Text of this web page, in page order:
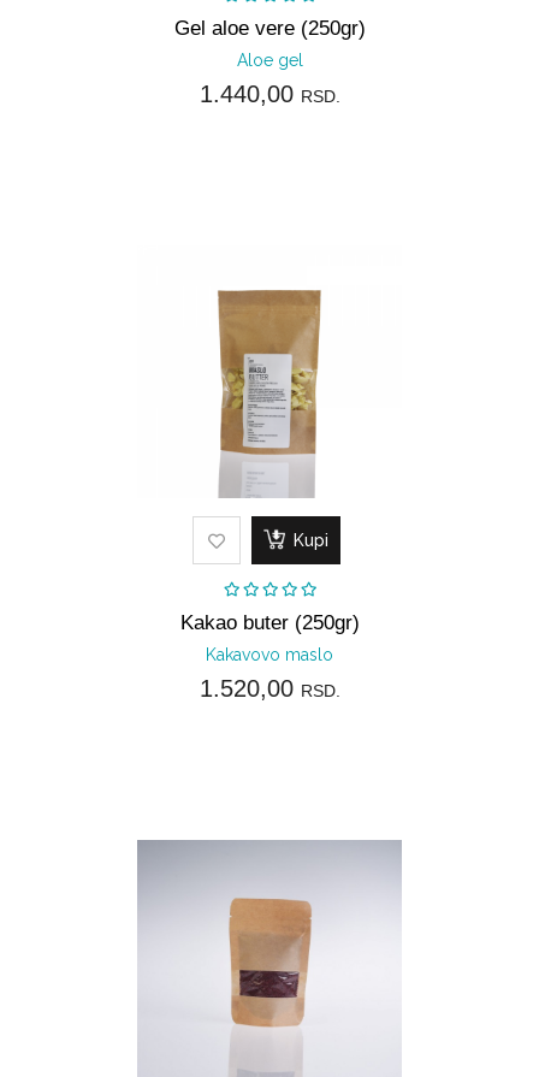
Gel aloe vere (250gr)
Aloe gel
1.440,00 RSD.
Kupi
Kakao buter (250gr)
Kakavovo maslo
1.520,00 RSD.